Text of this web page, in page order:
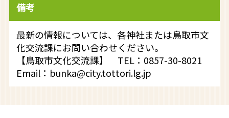
備考
最新の情報については、各神社または鳥取市文
化交流課にお問い合わせください。
【鳥取市文化交流課】 TEL：0857-30-8021
Email：bunka@city.tottori.lg.jp